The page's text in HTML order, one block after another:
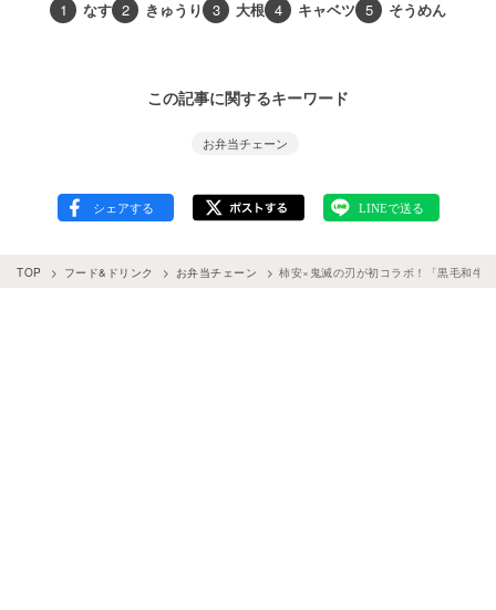
1 なす 2 きゅうり 3 大根 4 キャベツ 5 そうめん
この記事に関するキーワード
お弁当チェーン
TOP フード&ドリンク お弁当チェーン 柿安×鬼滅の刃が初コラボ！「黒毛和牛